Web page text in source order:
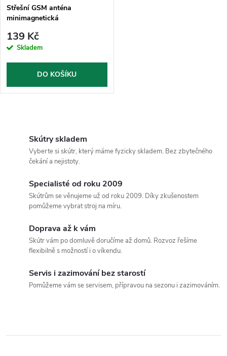
Střešní GSM anténa
minimagnetická
139 Kč
Skladem
DO KOŠÍKU
Skútry skladem
Vyberte si skútr, který máme fyzicky skladem. Bez zbytečného
čekání a nejistoty.
Specialisté od roku 2009
Skútrům se věnujeme už od roku 2009. Díky zkušenostem
pomůžeme vybrat stroj na míru.
Doprava až k vám
Skútr vám po domluvě doručíme až domů. Rozvoz řešíme
flexibilně s možností i o víkendu.
Servis i zazimování bez starostí
Pomůžeme vám se servisem, přípravou na sezonu i zazimováním.